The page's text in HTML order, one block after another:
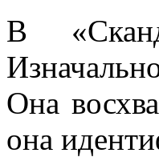
В
Она
она